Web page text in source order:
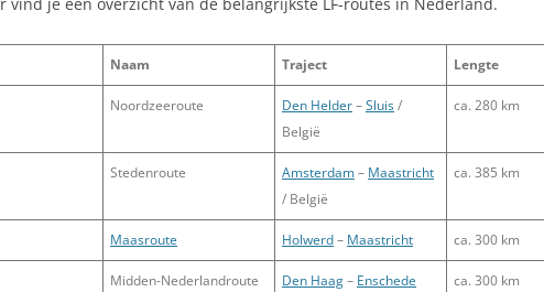
vind je een overzicht van de belangrijkste LF-routes in Nederland.
Naam Traject Lengte
Noordzeeroute Den Helder–Sluis/
België
ca. 280 km
Stedenroute Amsterdam– Maastricht
/ België
ca. 385 km
Maasroute Holwerd– Maastricht ca. 300 km
Midden-Nederlandroute Den Haag– Enschede ca. 300 km